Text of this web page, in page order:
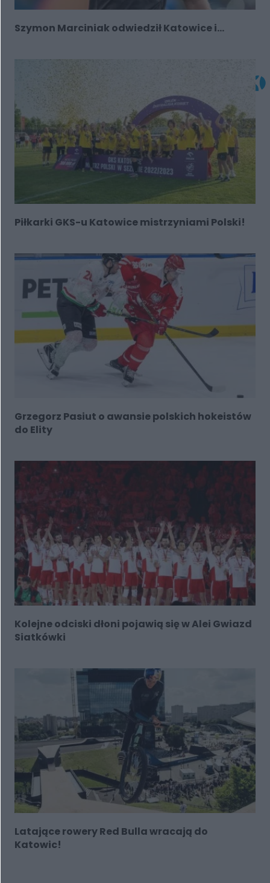
Szymon Marciniak odwiedził Katowice i...
Piłkarki GKS-u Katowice mistrzyniami Polski!
Grzegorz Pasiut o awansie polskich hokeistów
do Elity
Kolejne odciski dłoni pojawią się w Alei Gwiazd
Siatkówki
Latające rowery Red Bulla wracają do
Katowic!